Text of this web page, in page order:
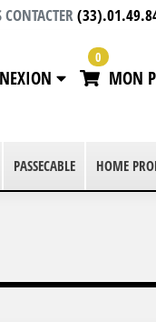
0
MON
PASSECABLE HOME